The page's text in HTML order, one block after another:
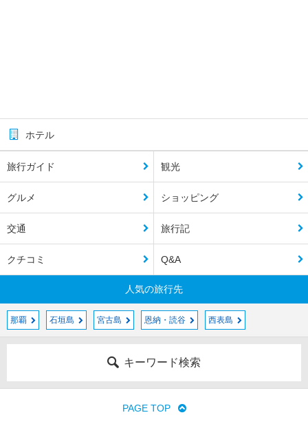
ホテル
旅行ガイド 観光
グルメ ショッピング
交通 旅行記
クチコミ Q&A
人気の旅行先
那覇 石垣島 宮古島 恩納・読谷 西表島
キーワード検索
PAGE TOP